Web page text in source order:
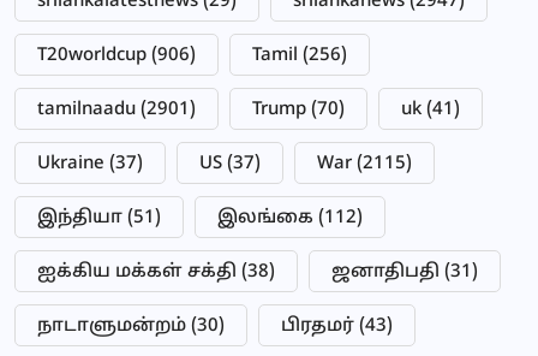
T20worldcup (906) Tamil (256)
tamilnaadu (2901) Trump (70) uk (41)
Ukraine (37) US (37) War (2115)
இந்தியா (51) இலங்கை (112)
ஐக்கிய மக்கள் சக்தி (38) ஜனாதிபதி (31)
நாடாளுமன்றம் (30) பிரதமர் (43)